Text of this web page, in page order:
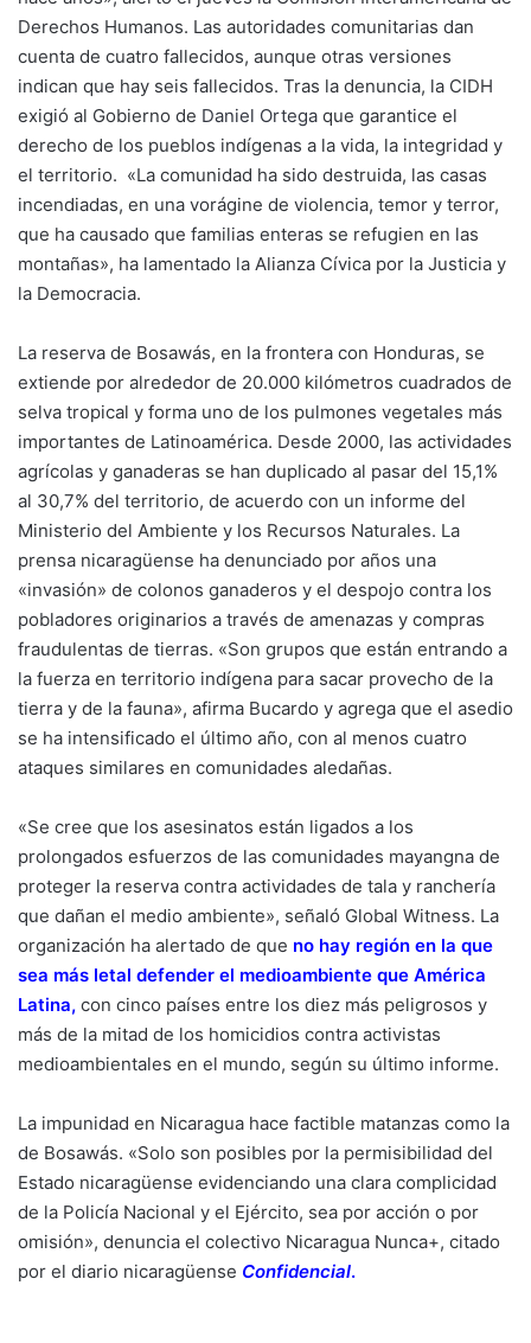
Derechos Humanos. Las autoridades comunitarias dan
cuenta de cuatro fallecidos, aunque otras versiones
indican que hay seis fallecidos. Tras la denuncia, la CIDH
exigió al Gobierno de Daniel Ortega que garantice el
derecho de los pueblos indígenas a la vida, la integridad y
el territorio. «La comunidad ha sido destruida, las casas
incendiadas, en una vorágine de violencia, temor y terror,
que ha causado que familias enteras se refugien en las
montañas», ha lamentado la Alianza Cívica por la Justicia y
la Democracia.
La reserva de Bosawás, en la frontera con Honduras, se
extiende por alrededor de 20.000 kilómetros cuadrados de
selva tropical y forma uno de los pulmones vegetales más
importantes de Latinoamérica. Desde 2000, las actividades
agrícolas y ganaderas se han duplicado al pasar del 15,1%
al 30,7% del territorio, de acuerdo con un informe del
Ministerio del Ambiente y los Recursos Naturales. La
prensa nicaragüense ha denunciado por años una
«invasión» de colonos ganaderos y el despojo contra los
pobladores originarios a través de amenazas y compras
fraudulentas de tierras. «Son grupos que están entrando a
la fuerza en territorio indígena para sacar provecho de la
tierra y de la fauna», afirma Bucardo y agrega que el asedio
se ha intensificado el último año, con al menos cuatro
ataques similares en comunidades aledañas.
«Se cree que los asesinatos están ligados a los
prolongados esfuerzos de las comunidades mayangna de
proteger la reserva contra actividades de tala y ranchería
que dañan el medio ambiente», señaló Global Witness. La
organización ha alertado de que no hay región en la que
sea más letal defender el medioambiente que América
Latina, con cinco países entre los diez más peligrosos y
más de la mitad de los homicidios contra activistas
medioambientales en el mundo, según su último informe.
La impunidad en Nicaragua hace factible matanzas como la
de Bosawás. «Solo son posibles por la permisibilidad del
Estado nicaragüense evidenciando una clara complicidad
de la Policía Nacional y el Ejército, sea por acción o por
omisión», denuncia el colectivo Nicaragua Nunca+, citado
por el diario nicaragüense Confidencial.